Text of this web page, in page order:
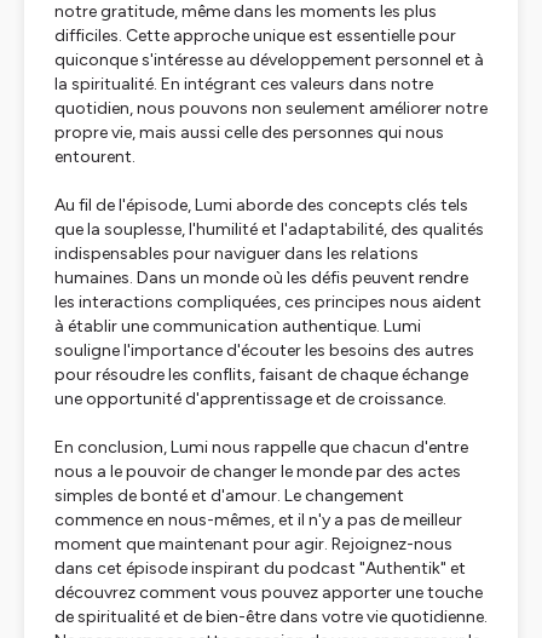
notre gratitude, même dans les moments les plus
difficiles. Cette approche unique est essentielle pour
quiconque s'intéresse au développement personnel et à
la spiritualité. En intégrant ces valeurs dans notre
quotidien, nous pouvons non seulement améliorer notre
propre vie, mais aussi celle des personnes qui nous
entourent.
Au fil de l'épisode, Lumi aborde des concepts clés tels
que la souplesse, l'humilité et l'adaptabilité, des qualités
indispensables pour naviguer dans les relations
humaines. Dans un monde où les défis peuvent rendre
les interactions compliquées, ces principes nous aident
à établir une communication authentique. Lumi
souligne l'importance d'écouter les besoins des autres
pour résoudre les conflits, faisant de chaque échange
une opportunité d'apprentissage et de croissance.
En conclusion, Lumi nous rappelle que chacun d'entre
nous a le pouvoir de changer le monde par des actes
simples de bonté et d'amour. Le changement
commence en nous-mêmes, et il n'y a pas de meilleur
moment que maintenant pour agir. Rejoignez-nous
dans cet épisode inspirant du podcast "Authentik" et
découvrez comment vous pouvez apporter une touche
de spiritualité et de bien-être dans votre vie quotidienne.